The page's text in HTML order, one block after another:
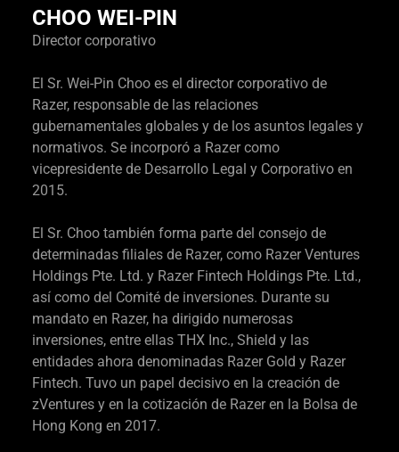
CHOO WEI-PIN
Director corporativo
El Sr. Wei-Pin Choo es el director corporativo de
Razer, responsable de las relaciones
gubernamentales globales y de los asuntos legales y
normativos. Se incorporó a Razer como
vicepresidente de Desarrollo Legal y Corporativo en
2015.
El Sr. Choo también forma parte del consejo de
determinadas filiales de Razer, como Razer Ventures
Holdings Pte. Ltd. y Razer Fintech Holdings Pte. Ltd.,
así como del Comité de inversiones. Durante su
mandato en Razer, ha dirigido numerosas
inversiones, entre ellas THX Inc., Shield y las
entidades ahora denominadas Razer Gold y Razer
Fintech. Tuvo un papel decisivo en la creación de
zVentures y en la cotización de Razer en la Bolsa de
Hong Kong en 2017.